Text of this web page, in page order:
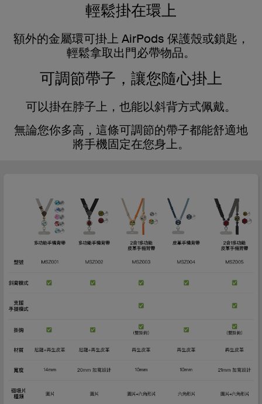
輕鬆掛在環上
額外的金屬環可掛上 AirPods 保護殼或鎖匙，
輕鬆拿取出門必帶物品。
可調節帶子，讓您隨心掛上
可以掛在脖子上，也能以斜背方式佩戴。
無論您你多高，這條可調節的帶子都能舒適地
將手機固定在您身上。